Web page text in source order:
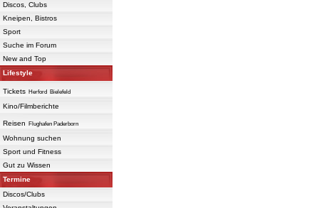
Discos, Clubs
Kneipen, Bistros
Sport
Suche im Forum
New and Top
Lifestyle
Tickets Herford Bielefeld
Kino/Filmberichte
Reisen Flughafen Paderborn
Wohnung suchen
Sport und Fitness
Gut zu Wissen
Termine
Discos/Clubs